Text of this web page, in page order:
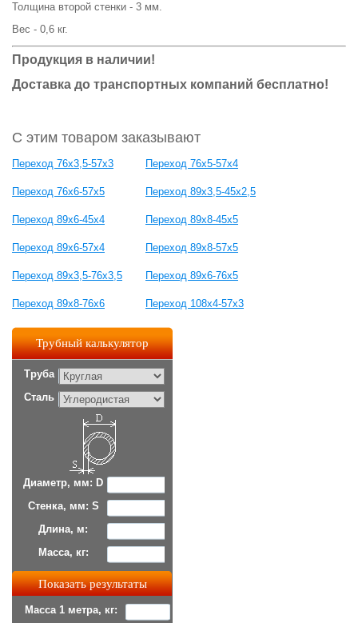
Толщина второй стенки - 3 мм.
Вес - 0,6 кг.
Продукция в наличии!
Доставка до транспортных компаний бесплатно!
С этим товаром заказывают
Переход 76х3,5-57х3 Переход 76х5-57х4
Переход 76х6-57х5 Переход 89х3,5-45х2,5
Переход 89х6-45х4 Переход 89х8-45х5
Переход 89х6-57х4 Переход 89х8-57х5
Переход 89х3,5-76х3,5 Переход 89х6-76х5
Переход 89х8-76х6 Переход 108х4-57х3
Трубный калькулятор
Труба
Сталь
Диаметр, мм: D
Стенка, мм: S
Длина, м:
Масса, кг:
Масса 1 метра, кг: